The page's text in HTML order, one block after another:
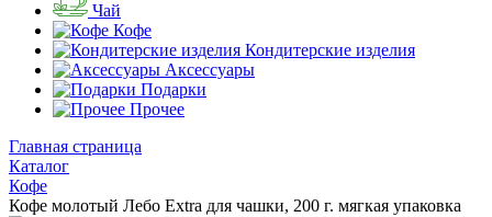
Чай
Кофе
Кондитерские изделия
Аксессуары
Подарки
Прочее
Главная страница
Каталог
Кофе
Кофе молотый Лебо Extra для чашки, 200 г. мягкая упаковка